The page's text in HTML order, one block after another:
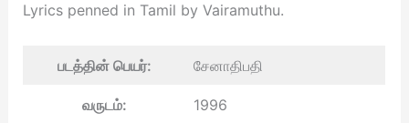
Lyrics penned in Tamil by Vairamuthu.
படத்தின் பெயர்: சேனாதிபதி
வருடம்: 1996